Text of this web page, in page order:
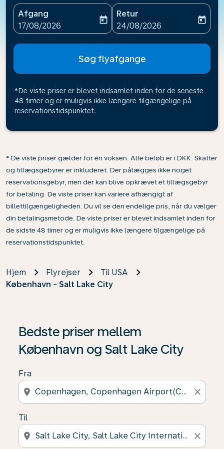
Afgang
fc-booking-departure-date-aria-label
17/08/2026
today
Retur
fc-booking-return-date-
24/08/2026
today
Søg flyafgange
*De viste priser er blevet indsamlet inden for de seneste
48 timer og er muligvis ikke længere tilgængelige på
reservationstidspunktet.
* De viste priser gælder for én voksen. Alle beløb er i DKK. Skatter
og tillægsgebyrer er inkluderet. Der pålægges ikke noget
reservationsgebyr, men der kan blive opkrævet et tillægsgebyr
for betaling. De viste priser kan variere afhængigt af
billettilgængeligheden. Du vil se den endelige pris, når du vælger
din betalingsmetode. De viste priser er blevet indsamlet inden for
de sidste 48 timer og er muligvis ikke længere tilgængelige på
reservationstidspunktet.
Hjem Flyrejser
Til USA
København - Salt Lake City
Bedste priser mellem
København og Salt Lake City
Fra
location_on close
Til
location_on close